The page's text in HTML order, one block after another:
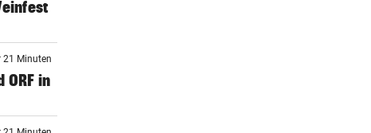
21 Minuten
ORF in